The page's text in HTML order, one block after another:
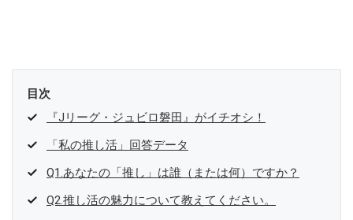
目次
『Jリーグ・ジュビロ磐田』がイチオシ！
「私の推し活」回答データ
Q1.あなたの「推し」は誰（または何）ですか？
Q2.推し活の魅力について教えてください。